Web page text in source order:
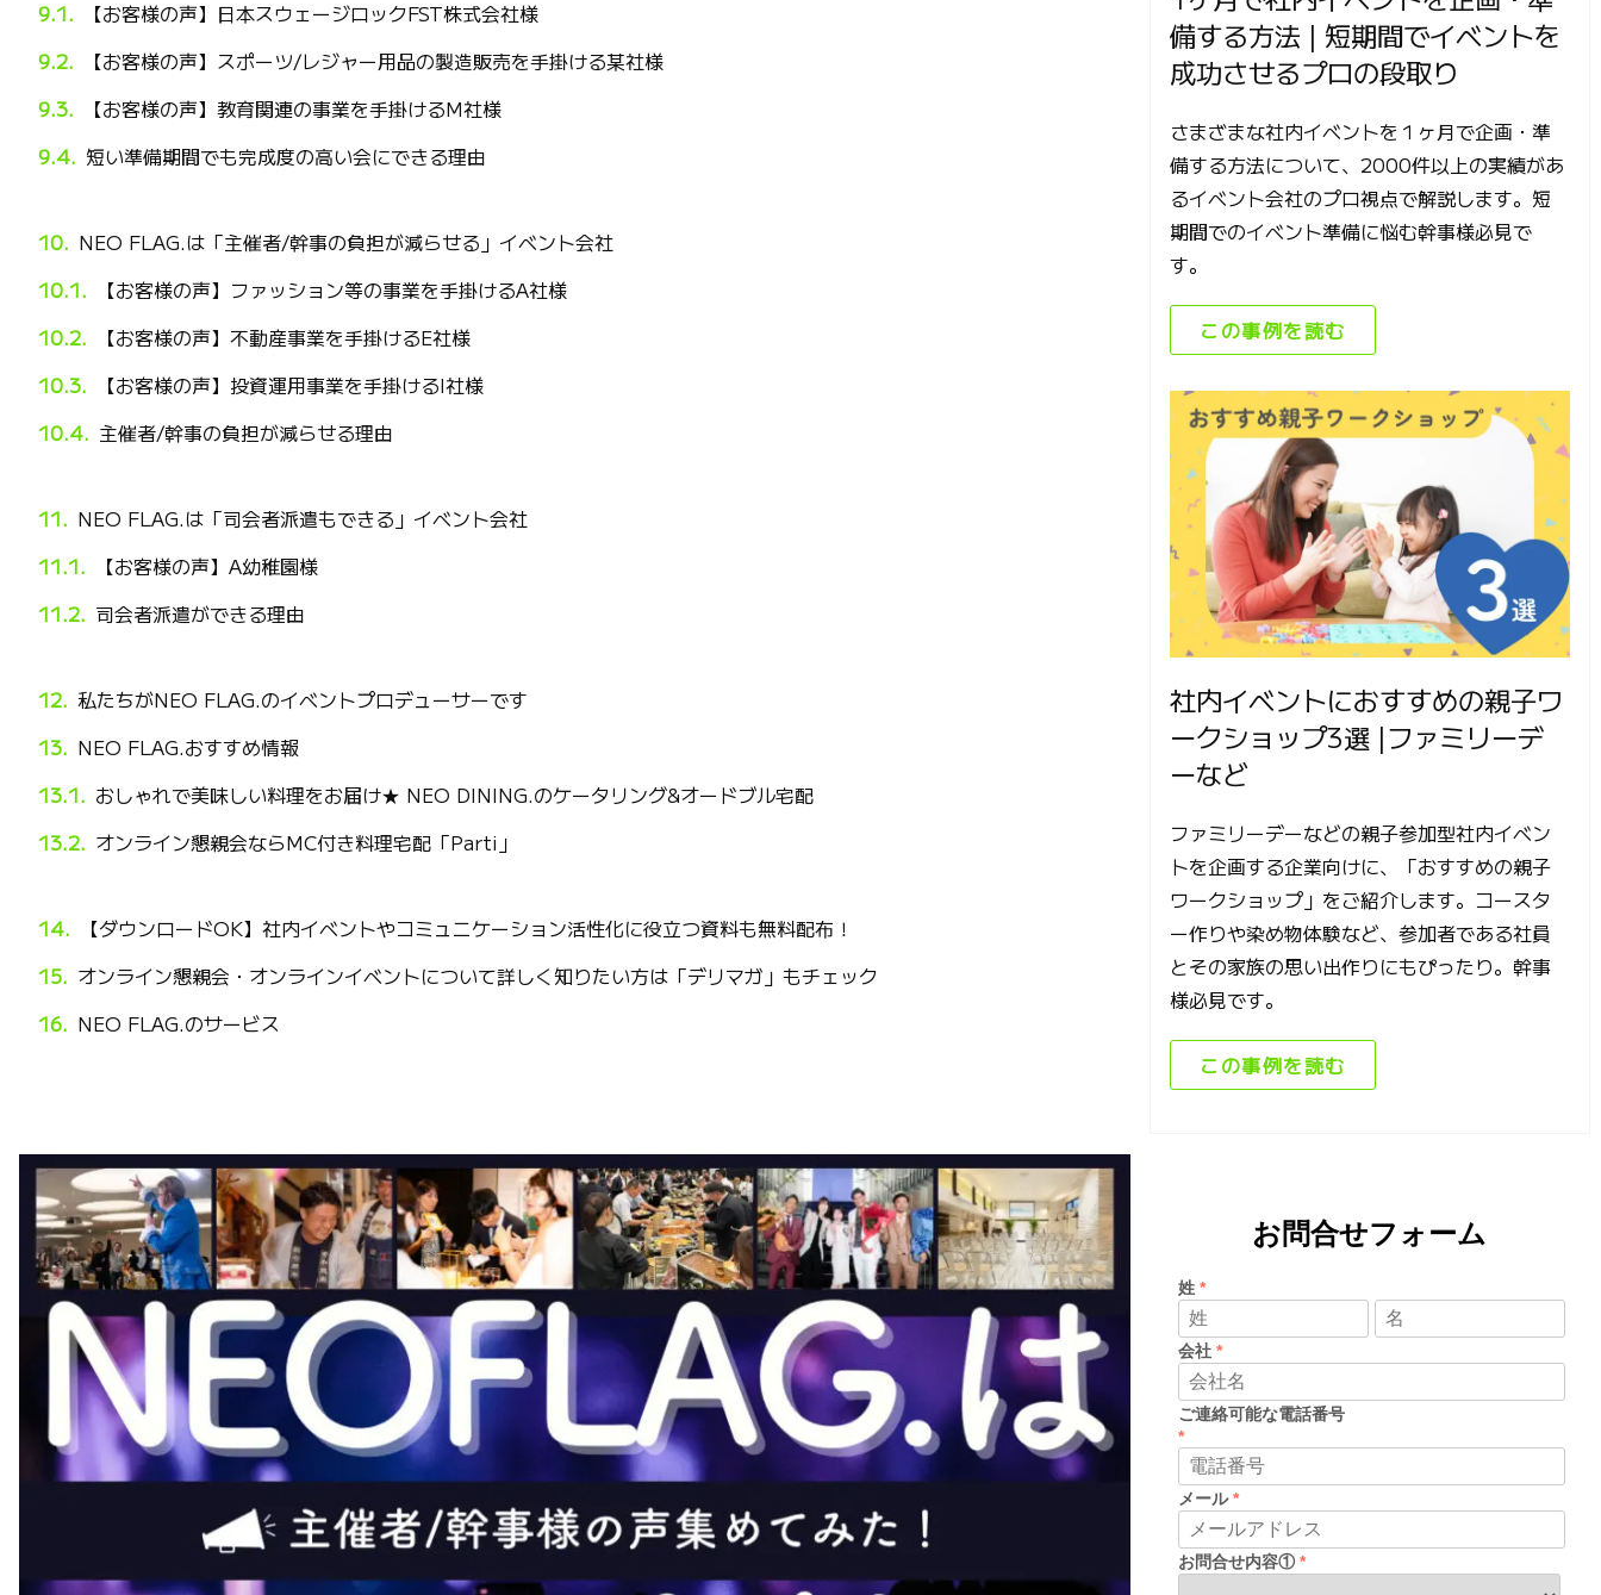
【お客様の声】日本スウェージロックFST株式会社様
【お客様の声】スポーツ/レジャー用品の製造販売を手掛ける某社様
【お客様の声】教育関連の事業を手掛けるM社様
短い準備期間でも完成度の高い会にできる理由
NEO FLAG.は「主催者/幹事の負担が減らせる」イベント会社
【お客様の声】ファッション等の事業を手掛けるA社様
【お客様の声】不動産事業を手掛けるE社様
【お客様の声】投資運用事業を手掛けるI社様
主催者/幹事の負担が減らせる理由
NEO FLAG.は「司会者派遣もできる」イベント会社
【お客様の声】A幼稚園様
司会者派遣ができる理由
私たちがNEO FLAG.のイベントプロデューサーです
NEO FLAG.おすすめ情報
おしゃれで美味しい料理をお届け★ NEO DINING.のケータリング&オードブル宅配
オンライン懇親会ならMC付き料理宅配「Parti」
【ダウンロードOK】社内イベントやコミュニケーション活性化に役立つ資料も無料配布！
オンライン懇親会・オンラインイベントについて詳しく知りたい方は「デリマガ」もチェック
NEO FLAG.のサービス
備する方法 | 短期間でイベントを
成功させるプロの段取り
さまざまな社内イベントを１ヶ月で企画・準
備する方法について、2000件以上の実績があ
るイベント会社のプロ視点で解説します。短
期間でのイベント準備に悩む幹事様必見で
す。
この事例を読む
社内イベントにおすすめの親子ワ
ークショップ3選 |ファミリーデ
ーなど
ファミリーデーなどの親子参加型社内イベン
トを企画する企業向けに、「おすすめの親子
ワークショップ」をご紹介します。コースタ
ー作りや染め物体験など、参加者である社員
とその家族の思い出作りにもぴったり。幹事
様必見です。
この事例を読む